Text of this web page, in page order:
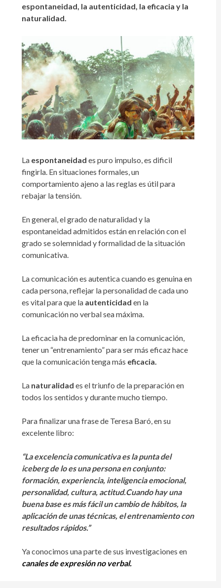
espontaneidad, la autenticidad, la eficacia y la
naturalidad.
La espontaneidad es puro impulso, es dificil
fingirla. En situaciones formales, un
comportamiento ajeno a las reglas es útil para
rebajar la tensión.
En general, el grado de naturalidad y la
espontaneidad admitidos están en relación con el
grado se solemnidad y formalidad de la situación
comunicativa.
La comunicación es autentica cuando es genuina en
cada persona, reflejar la personalidad de cada uno
es vital para que la autenticidad en la
comunicación no verbal sea máxima.
La eficacia ha de predominar en la comunicación,
tener un “entrenamiento” para ser más eficaz hace
que la comunicación tenga más eficacia.
La naturalidad es el triunfo de la preparación en
todos los sentidos y durante mucho tiempo.
Para finalizar una frase de Teresa Baró, en su
excelente libro:
“La excelencia comunicativa es la punta del
iceberg de lo es una persona en conjunto:
formación, experiencia, inteligencia emocional,
personalidad, cultura, actitud.Cuando hay una
buena base es más fácil un cambio de hábitos, la
aplicación de unas técnicas, el entrenamiento con
resultados rápidos.”
Ya conocimos una parte de sus investigaciones en
canales de expresión no verbal.